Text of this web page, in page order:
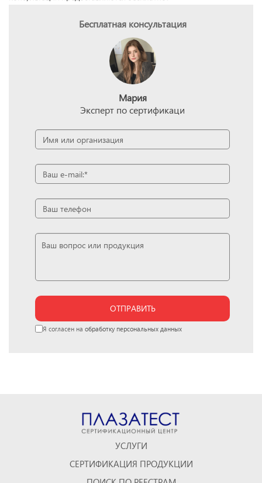
Бесплатная консультация
Мария
Эксперт по сертификаци
ОТПРАВИТЬ
Я согласен на обработку персональных данных
УСЛУГИ
СЕРТИФИКАЦИЯ ПРОДУКЦИИ